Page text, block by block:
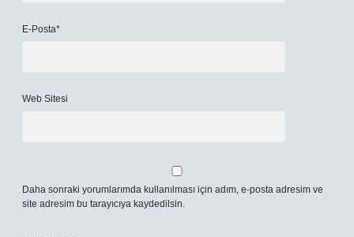
E-Posta*
Web Sitesi
Daha sonraki yorumlarımda kullanılması için adım, e-posta adresim ve
site adresim bu tarayıcıya kaydedilsin.